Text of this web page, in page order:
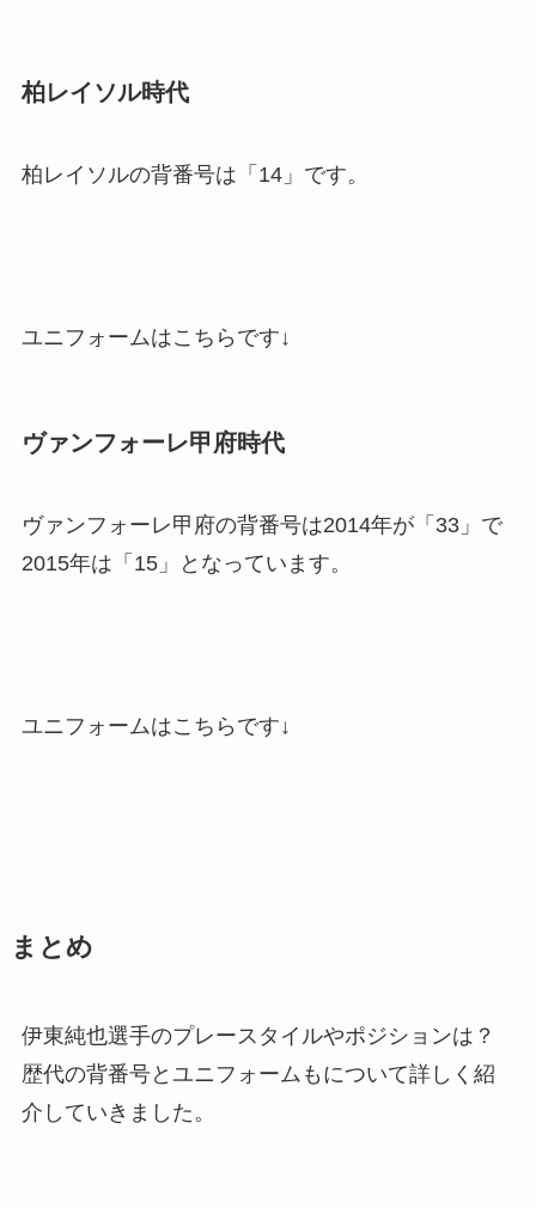
柏レイソル時代
柏レイソルの背番号は「14」です。
ユニフォームはこちらです↓
ヴァンフォーレ甲府時代
ヴァンフォーレ甲府の背番号は2014年が「33」で
2015年は「15」となっています。
ユニフォームはこちらです↓
まとめ
伊東純也選手のプレースタイルやポジションは？
歴代の背番号とユニフォームもについて詳しく紹
介していきました。